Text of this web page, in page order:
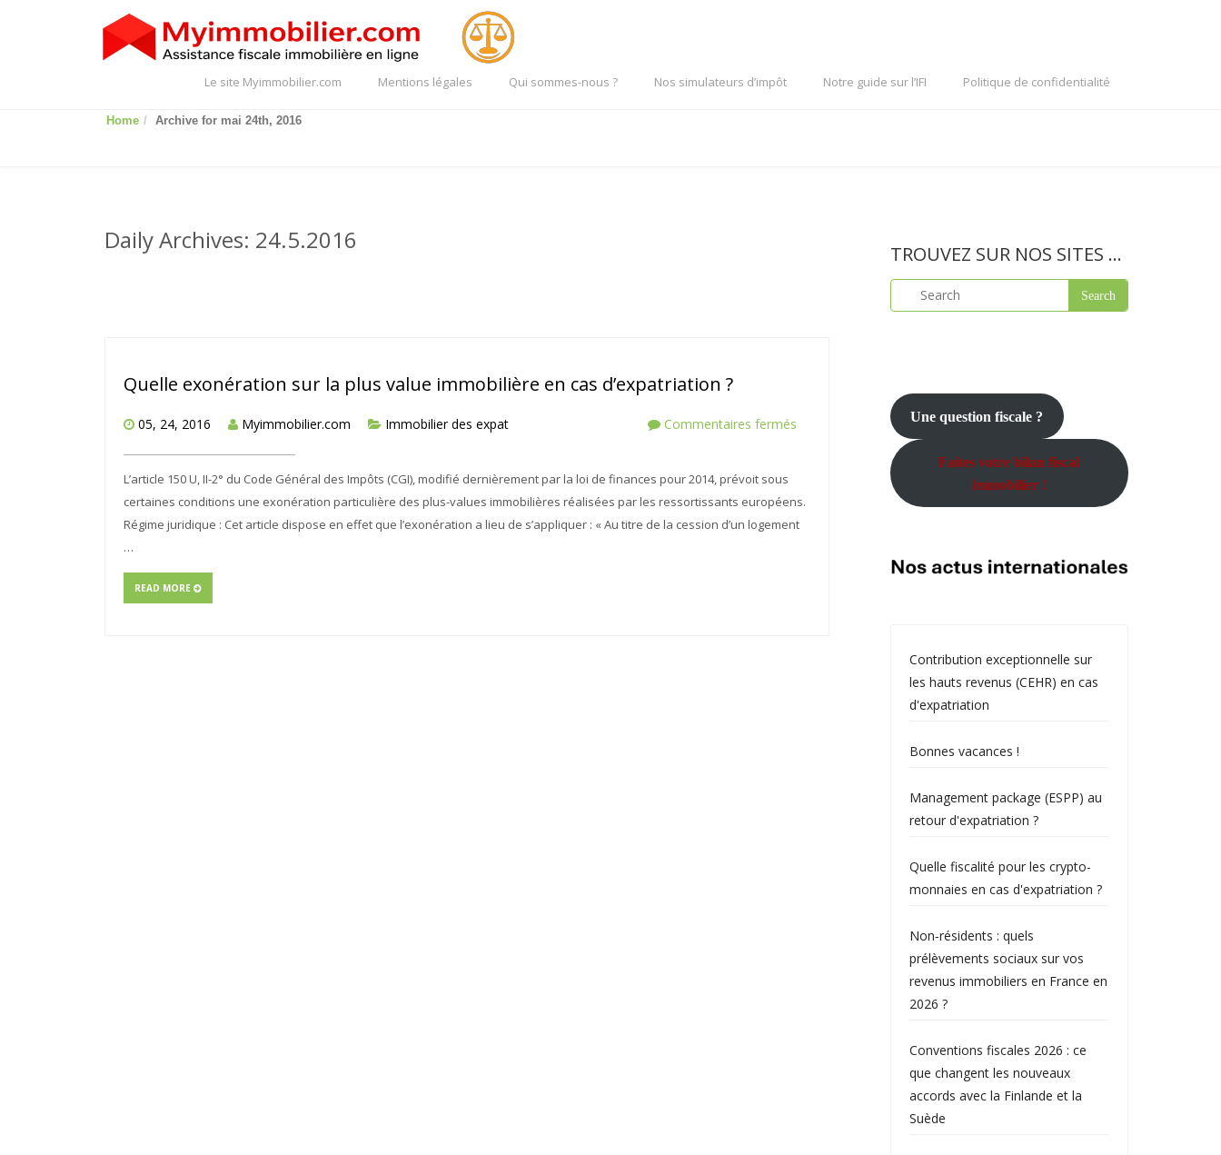
Le site Myimmobilier.com Mentions légales Qui sommes-nous ? Nos simulateurs d’impôt Notre guide sur l’IFI Politique de confidentialité
Home Archive for mai 24th, 2016
Daily Archives: 24.5.2016
Quelle exonération sur la plus value immobilière en cas d’expatriation ?
05, 24, 2016 Myimmobilier.com Immobilier des expat Commentaires fermés
L’article 150 U, II-2° du Code Général des Impôts (CGI), modifié dernièrement par la loi de finances pour 2014, prévoit sous
certaines conditions une exonération particulière des plus-values immobilières réalisées par les ressortissants européens.
Régime juridique : Cet article dispose en effet que l’exonération a lieu de s’appliquer : « Au titre de la cession d’un logement
…
READ MORE
TROUVEZ SUR NOS SITES …
Une question fiscale ?
Faites votre bilan fiscal
immobilier !
Contribution exceptionnelle sur
les hauts revenus (CEHR) en cas
d'expatriation
Bonnes vacances !
Management package (ESPP) au
retour d'expatriation ?
Quelle fiscalité pour les crypto-
monnaies en cas d'expatriation ?
Non‑résidents : quels
prélèvements sociaux sur vos
revenus immobiliers en France en
2026 ?
Conventions fiscales 2026 : ce
que changent les nouveaux
accords avec la Finlande et la
Suède